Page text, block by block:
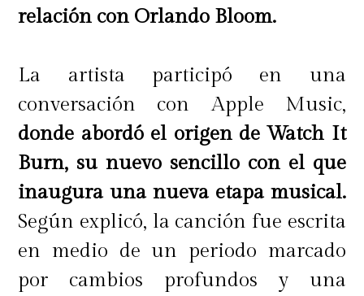
relación con Orlando Bloom.
La artista participó en una
conversación con Apple Music,
donde abordó el origen de Watch It
Burn, su nuevo sencillo con el que
inaugura una nueva etapa musical.
Según explicó, la canción fue escrita
en medio de un periodo marcado
por cambios profundos y una